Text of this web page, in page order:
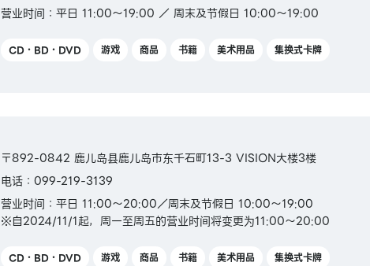
营业时间：平日 11:00～19:00 ／ 周末及节假日 10:00～19:00
CD・BD・DVD 游戏 商品 书籍 美术用品 集换式卡牌
〒892-0842 鹿儿岛县鹿儿岛市东千石町13-3 VISION大楼3楼
电话：099-219-3139
营业时间：平日 11:00～20:00／周末及节假日 10:00～19:00
※自2024/11/1起，周一至周五的营业时间将变更为11:00～20:00
CD・BD・DVD 游戏 商品 书籍 美术用品 集换式卡牌